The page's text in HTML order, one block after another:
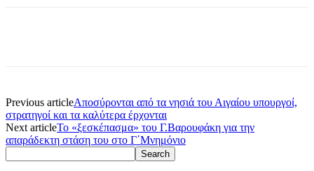
Previous articleΑποσύρονται από τα νησιά του Αιγαίου υπουργοί,
στρατηγοί και τα καλύτερα έρχονται
Next articleΤο «ξεσκέπασμα» του Γ.Βαρουφάκη για την
απαράδεκτη στάση του στο Γ΄Μνημόνιο